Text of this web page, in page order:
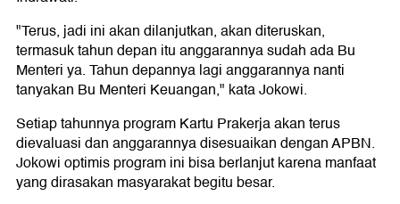
"Terus, jadi ini akan dilanjutkan, akan diteruskan,
termasuk tahun depan itu anggarannya sudah ada Bu
Menteri ya. Tahun depannya lagi anggarannya nanti
tanyakan Bu Menteri Keuangan," kata Jokowi.
Setiap tahunnya program Kartu Prakerja akan terus
dievaluasi dan anggarannya disesuaikan dengan APBN.
Jokowi optimis program ini bisa berlanjut karena manfaat
yang dirasakan masyarakat begitu besar.